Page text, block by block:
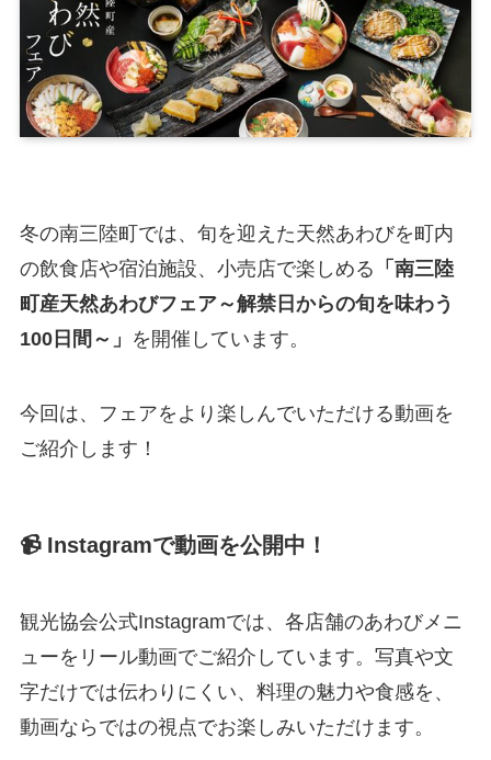
冬の南三陸町では、旬を迎えた天然あわびを町内
の飲食店や宿泊施設、小売店で楽しめる 「南三陸
町産天然あわびフェア～解禁日からの旬を味わう
100日間～」 を開催しています。
今回は、フェアをより楽しんでいただける動画を
ご紹介します！
📹 Instagramで動画を公開中！
観光協会公式Instagramでは、各店舗のあわびメニ
ューをリール動画でご紹介しています。写真や文
字だけでは伝わりにくい、料理の魅力や食感を、
動画ならではの視点でお楽しみいただけます。